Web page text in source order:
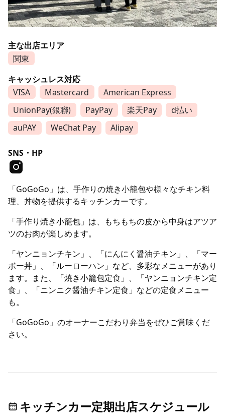
主な出店エリア
関東
キャッシュレス対応
VISA
Mastercard
American Express
UnionPay(銀聯)
PayPay 楽天Pay
d払い
auPAY
WeChat Pay Alipay
SNS・HP
「GoGoGo」は、手作りの焼き小籠包や様々なチキン料
理、丼物を提供するキッチンカーです。
「手作り焼き小籠包」は、もちもちの皮から中身はアツア
ツのお肉が楽しめます。
「ヤンニョンチキン」、「にんにく醤油チキン」、「マー
ボー丼」、「ルーローハン」など、多彩なメニューがあり
ます。また、「焼き小籠包定食」、「ヤンニョンチキン定
食」、「ニンニク醤油チキン定食」などの定食メニュー
も。
「GoGoGo」のオーナーこだわり弁当をぜひご賞味くだ
さい。
キッチンカー定期出店スケジュール